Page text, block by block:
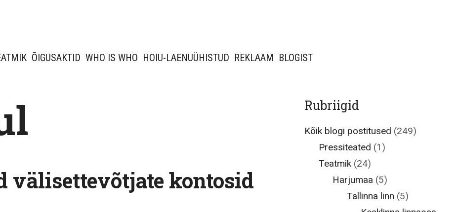
ÕIGUSAKTID WHO IS WHO HOIU-LAENUÜHISTUD REKLAAM BLOGIST
välisettevõtjate kontosid
Rubriigid
Kõik blogi postitused (249)
Pressiteated (1)
Teatmik(24)
Harjumaa (5)
Tallinna linn (5)